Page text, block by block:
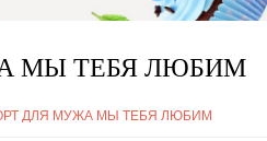
МЫ ТЕБЯ ЛЮБИМ
ДЛЯ МУЖА МЫ ТЕБЯ ЛЮБИМ